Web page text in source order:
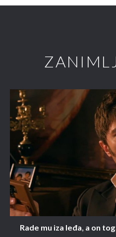
Rade mu iza leđa, a on